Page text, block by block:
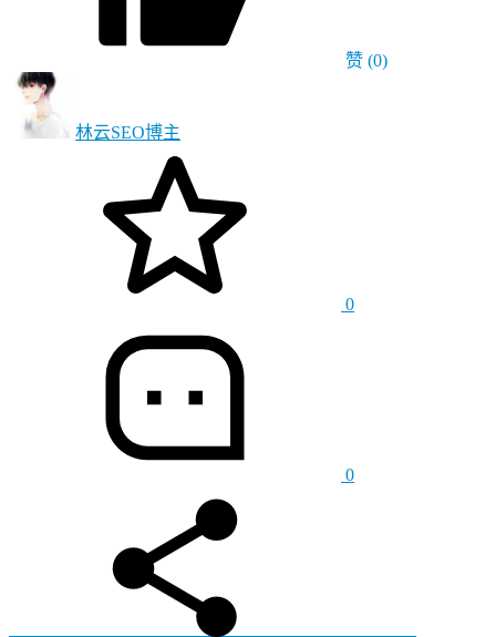
赞 (0)
林云SEO博主
0
0